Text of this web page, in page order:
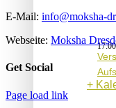
17:00
E-Mail: info@moksha-
Webseite: Moksha
Get Social
Page load link